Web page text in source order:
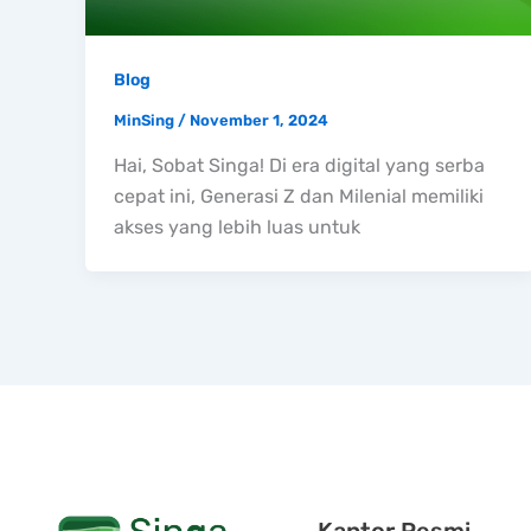
Blog
MinSing / November 1, 2024
Hai, Sobat Singa! Di era digital yang serba
cepat ini, Generasi Z dan Milenial memiliki
akses yang lebih luas untuk